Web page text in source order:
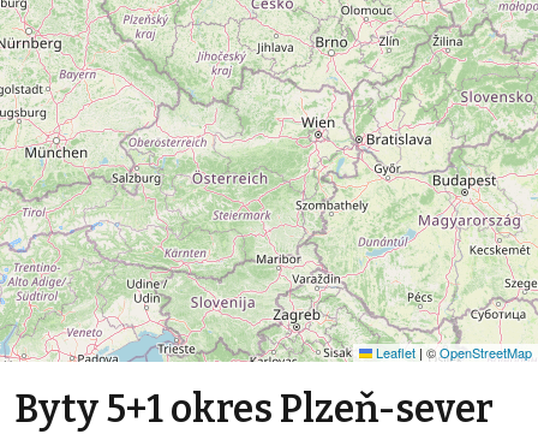
Leaflet | ©OpenStreetMap
Byty 5+1 okres Plzeň-sever